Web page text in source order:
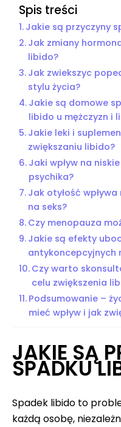
Spis treści
Jakie są przyczyny
Jak zmiany
libido?
Jak zwiekszyc
stylu życia?
Jakie są domowe
libido u mężczyzn i
Jakie leki i
zwiększaniu libido?
Jaki wpływ na
psychika?
Jak otyłość
na seks?
Czy menopauza
Jakie są efekty
antykoncepcyjnych
Czy warto
celu zwiększenia
Podsumowanie –
mieć wpływ i jak
JAKIE SĄ
SPADKU
Spadek libido to
każdą osobę,